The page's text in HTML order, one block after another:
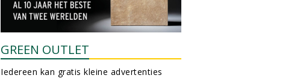
GREEN OUTLET
Iedereen kan gratis kleine advertenties